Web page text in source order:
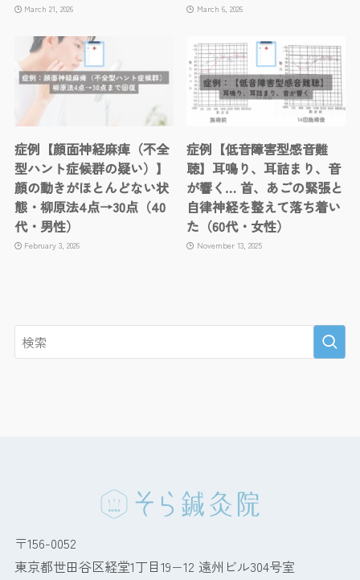
March 21, 2026 March 6, 2026
症例【顔面神経麻痺（不全
型ハント症候群の疑い）】
顔の動きがほとんどない状
態・柳原法4点→30点（40
代・男性）
February 3, 2026
症例【低音障害型感音難
聴】耳鳴り、耳詰まり、音
が響く… 首、あごの緊張と
自律神経を整えて落ち着い
た（60代・女性）
November 13, 2025
〒156-0052
東京都世田谷区経堂1丁目19−12 遠州ビル304号室